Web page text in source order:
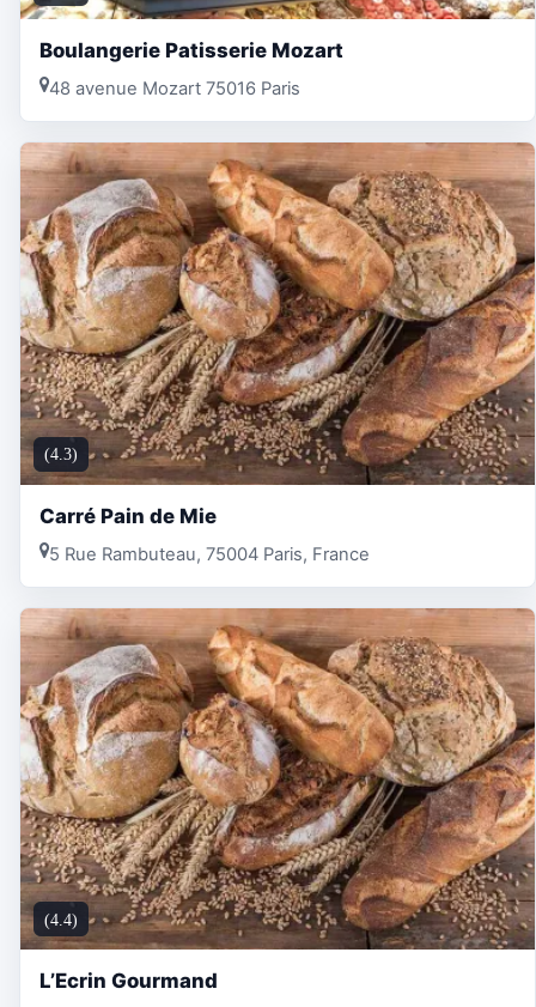
Boulangerie Patisserie Mozart
48 avenue Mozart 75016 Paris
(4.3)
Carré Pain de Mie
5 Rue Rambuteau, 75004 Paris, France
(4.4)
L’Ecrin Gourmand